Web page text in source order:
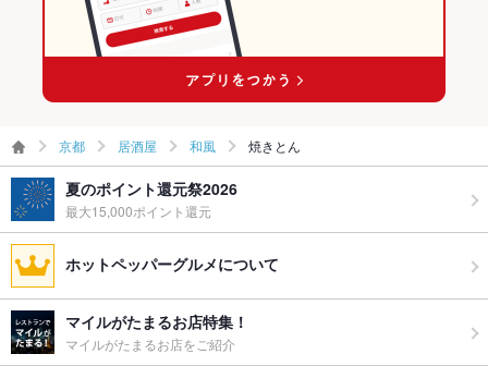
京都 居酒屋 和風 焼きとん
夏のポイント還元祭2026
最大15,000ポイント還元
ホットペッパーグルメについて
マイルがたまるお店特集！
マイルがたまるお店をご紹介